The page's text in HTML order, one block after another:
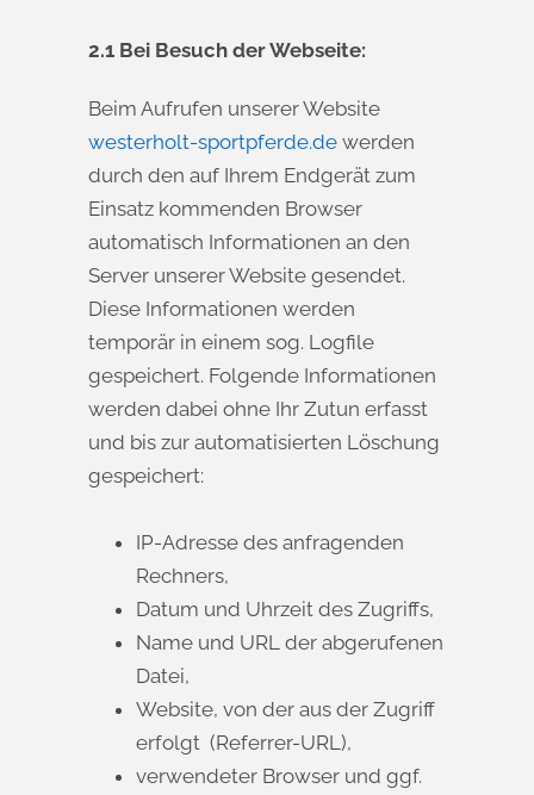
2.1 Bei Besuch der Webseite:
Beim Aufrufen unserer Website
westerholt-sportpferde.de werden
durch den auf Ihrem Endgerät zum
Einsatz kommenden Browser
automatisch Informationen an den
Server unserer Website gesendet.
Diese Informationen werden
temporär in einem sog. Logfile
gespeichert. Folgende Informationen
werden dabei ohne Ihr Zutun erfasst
und bis zur automatisierten Löschung
gespeichert:
IP-Adresse des anfragenden
Rechners,
Datum und Uhrzeit des Zugriffs,
Name und URL der abgerufenen
Datei,
Website, von der aus der Zugriff
erfolgt (Referrer-URL),
verwendeter Browser und ggf.